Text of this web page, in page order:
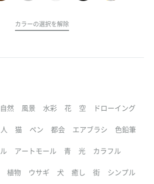
カラーの選択を解除
自然 風景 水彩 花 空 ドローイング
人 猫 ペン 都会 エアブラシ 色鉛筆
アートモール 青 光 カラフル
植物 ウサギ 犬 癒し 街 シンプル